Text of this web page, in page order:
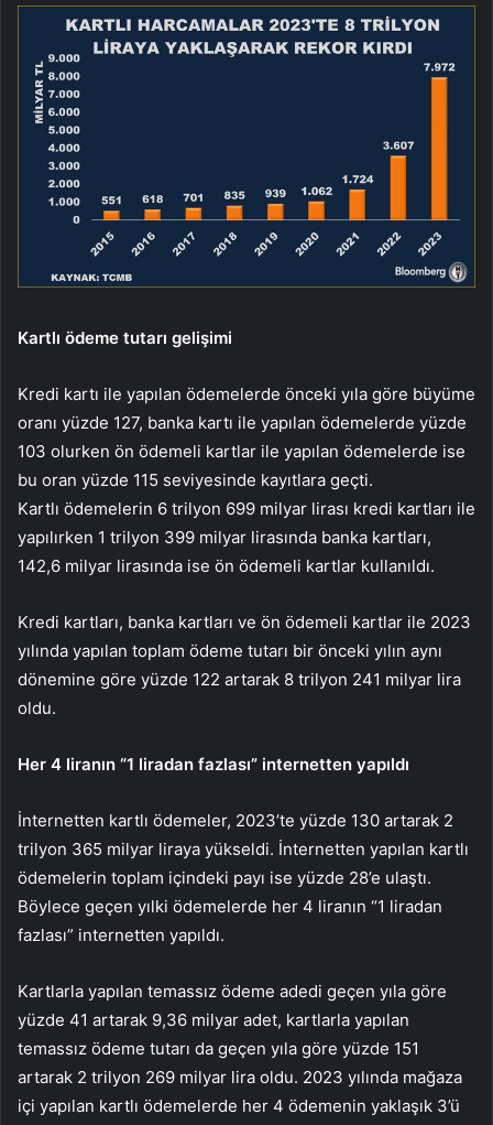
Kartlı ödeme tutarı gelişimi
Kredi kartı ile yapılan ödemelerde önceki yıla göre büyüme
oranı yüzde 127, banka kartı ile yapılan ödemelerde yüzde
103 olurken ön ödemeli kartlar ile yapılan ödemelerde ise
bu oran yüzde 115 seviyesinde kayıtlara geçti.
Kartlı ödemelerin 6 trilyon 699 milyar lirası kredi kartları ile
yapılırken 1 trilyon 399 milyar lirasında banka kartları,
142,6 milyar lirasında ise ön ödemeli kartlar kullanıldı.
Kredi kartları, banka kartları ve ön ödemeli kartlar ile 2023
yılında yapılan toplam ödeme tutarı bir önceki yılın aynı
dönemine göre yüzde 122 artarak 8 trilyon 241 milyar lira
oldu.
Her 4 liranın “1 liradan fazlası” internetten yapıldı
İnternetten kartlı ödemeler, 2023’te yüzde 130 artarak 2
trilyon 365 milyar liraya yükseldi. İnternetten yapılan kartlı
ödemelerin toplam içindeki payı ise yüzde 28’e ulaştı.
Böylece geçen yılki ödemelerde her 4 liranın “1 liradan
fazlası” internetten yapıldı.
Kartlarla yapılan temassız ödeme adedi geçen yıla göre
yüzde 41 artarak 9,36 milyar adet, kartlarla yapılan
temassız ödeme tutarı da geçen yıla göre yüzde 151
artarak 2 trilyon 269 milyar lira oldu. 2023 yılında mağaza
içi yapılan kartlı ödemelerde her 4 ödemenin yaklaşık 3’ü